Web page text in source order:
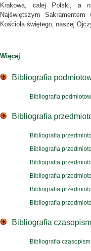
Krakowa, całej Polski, a
Najświętszym
Kościoła świętego, naszej
Więcej
Bibliografia
Bibliografia
Bibliografia
Bibliografia
Bibliografia
Bibliografia
Bibliografia
Bibliografia
Bibliografia
Bibliografia czasopism
Bibliografia